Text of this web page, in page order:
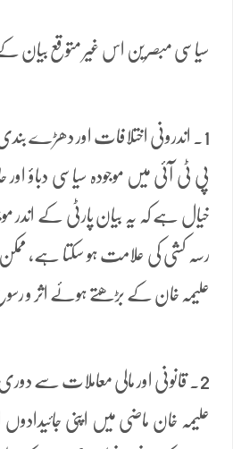
سیاسی مبصرین اس غیر متوقع بیان
1. اندرونی اختلافات اور دھڑے بندی
پی ٹی آئی میں موجودہ سیاسی دباؤ
خیال ہے کہ یہ بیان پارٹی کے
رسہ کشی کی علامت ہو سکتا ہے، ممکن
علیمہ خان کے بڑھتے ہوئے اثر و
2. قانونی اور مالی معاملات سے دوری
علیمہ خان ماضی میں اپنی